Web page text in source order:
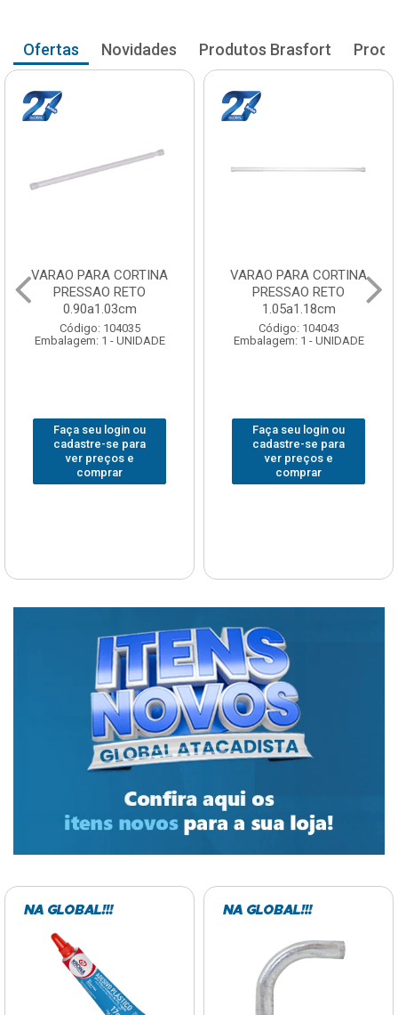
Ofertas Novidades Produtos Brasfort
VARAO PARA CORTINA
PRESSAO RETO
0.90a1.03cm
Código: 104035
Embalagem: 1 - UNIDADE
Faça seu login ou
cadastre-se para
ver preços e
comprar
VARAO PARA CORTINA
PRESSAO RETO
1.05a1.18cm
Código: 104043
Embalagem: 1 - UNIDADE
Faça seu login ou
cadastre-se para
ver preços e
comprar